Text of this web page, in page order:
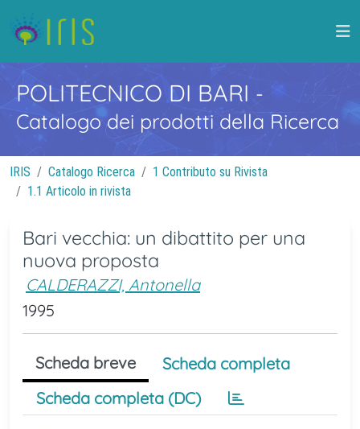
POLITECNICO DI BARI -
Catalogo dei prodotti della Ricerca
IRIS Catalogo Ricerca
1 Contributo su Rivista
1.1 Articolo in rivista
Bari vecchia: un dibattito per una
nuova proposta
CALDERAZZI, Antonella
1995
Scheda breve
Scheda completa
Scheda completa (DC)